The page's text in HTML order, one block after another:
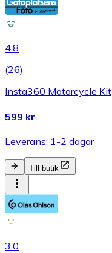
4.8
(26)
Insta360 Motorcycle Kit
599 kr
Leverans: 1-2 dagar
Till butik
3.0